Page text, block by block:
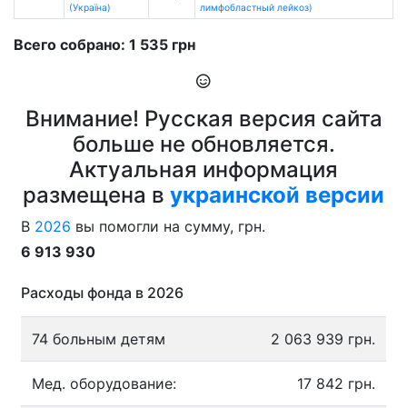
(Україна)
лимфобластный лейкоз)
Всего собрано: 1 535 грн
Внимание! Русская версия сайта
больше не обновляется.
Актуальная информация
размещена в украинской версии
В 2026 вы помогли на сумму, грн.
6 913 930
Расходы фонда в 2026
74 больным детям 2 063 939 грн.
Мед. оборудование: 17 842 грн.